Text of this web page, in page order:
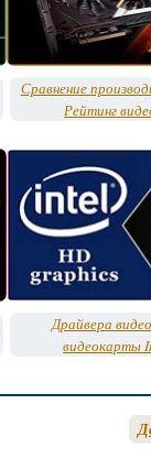
Сравнение
Рейтинг
Драйвера
видеокарты